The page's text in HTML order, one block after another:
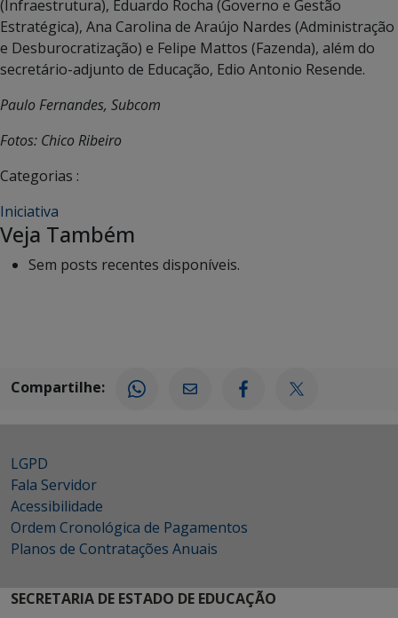
(Infraestrutura), Eduardo Rocha (Governo e Gestão
Estratégica), Ana Carolina de Araújo Nardes (Administração
e Desburocratização) e Felipe Mattos (Fazenda), além do
secretário-adjunto de Educação, Edio Antonio Resende.
Paulo Fernandes, Subcom
Fotos: Chico Ribeiro
Categorias :
Iniciativa
Veja Também
Sem posts recentes disponíveis.
Compartilhe:
LGPD
Fala Servidor
Acessibilidade
Ordem Cronológica de Pagamentos
Planos de Contratações Anuais
SECRETARIA DE ESTADO DE EDUCAÇÃO